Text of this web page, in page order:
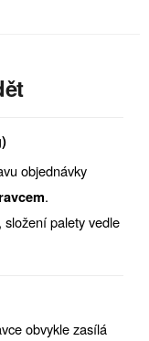
objednávky
.
, složení palety vedle
obvykle zasílá